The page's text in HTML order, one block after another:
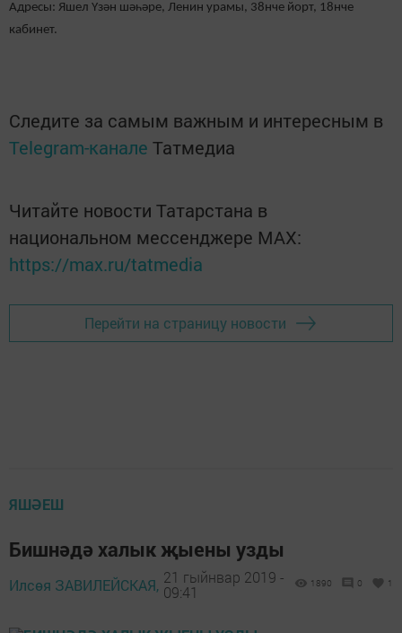
Адресы: Яшел Үзән шәһәре, Ленин урамы, 38нче йорт, 18нче
кабинет.
Следите за самым важным и интересным в
Telegram-канале Татмедиа
Читайте новости Татарстана в
национальном мессенджере MАХ:
https://max.ru/tatmedia
Перейти на страницу новости
ЯШӘЕШ
Бишнәдә халык җыены узды
Илсөя ЗАВИЛЕЙСКАЯ, 21 гыйнвар 2019 -
09:41
1890 0 1